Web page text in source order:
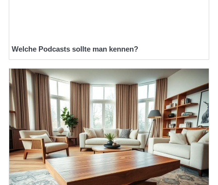
Welche Podcasts sollte man kennen?